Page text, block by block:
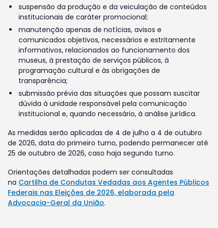
suspensão da produção e da veiculação de conteúdos
institucionais de caráter promocional;
manutenção apenas de notícias, avisos e
comunicados objetivos, necessários e estritamente
informativos, relacionados ao funcionamento dos
museus, à prestação de serviços públicos, à
programação cultural e às obrigações de
transparência;
submissão prévia das situações que possam suscitar
dúvida à unidade responsável pela comunicação
institucional e, quando necessário, à análise jurídica.
As medidas serão aplicadas de 4 de julho a 4 de outubro
de 2026, data do primeiro turno, podendo permanecer até
25 de outubro de 2026, caso haja segundo turno.
Orientações detalhadas podem ser consultadas
na Cartilha de Condutas Vedadas aos Agentes Públicos
Federais nas Eleições de 2026, elaborada pela
Advocacia-Geral da União.